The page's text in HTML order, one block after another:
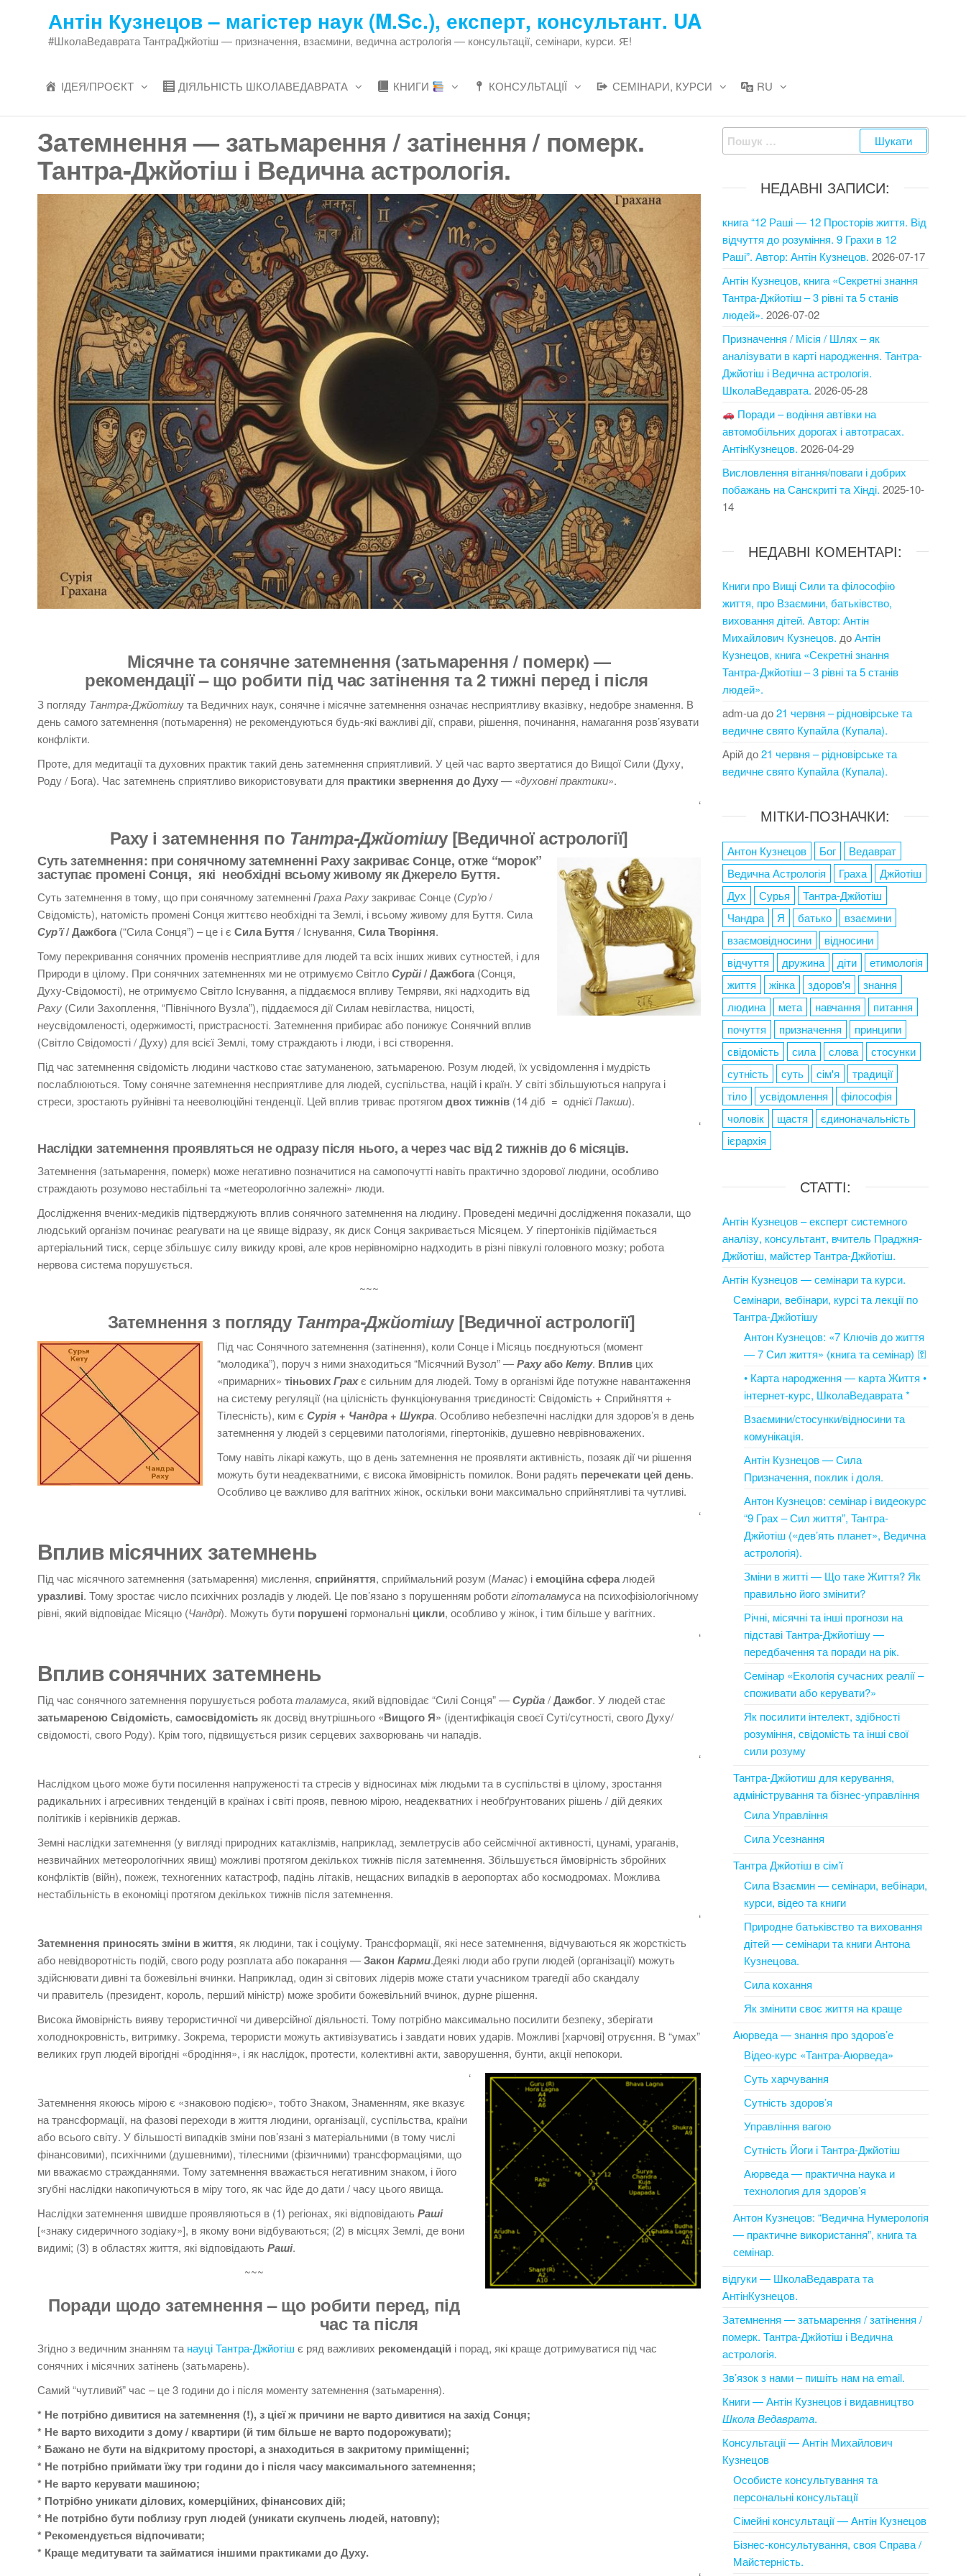
Антін Кузнецов – магістер наук (M.Sc.), експерт, консультант. UA
#ШколаВедаврата ТантраДжйотіш — призначення, взаємини, ведична астрологія — консультації, семінари, курси. Ԙ!
ІДЕЯ/ПРОЄКТ ДІЯЛЬНІСТЬ ШКОЛАВЕДАВРАТА КНИГИ КОНСУЛЬТАЦІЇ СЕМІНАРИ, КУРСИ RU
Затемнення — затьмарення / затінення / померк.
Тантра-Джйотіш і Ведична астрологія.
Місячне та сонячне затемнення (затьмарення / померк) —
рекомендації – що робити під час затінення та 2 тижні перед і після
З погляду Тантра-Джйотішу та Ведичних наук, сонячне і місячне затемнення означає несприятливу вказівку, недобре знамення. В
день самого затемнення (потьмарення) не рекомендуються будь-які важливі дії, справи, рішення, починання, намагання розв’язувати
конфлікти.
Проте, для медитації та духовних практик такий день затемнення сприятливий. У цей час варто звертатися до Вищої Сили (Духу,
Роду / Бога). Час затемнень сприятливо використовувати для практики звернення до Духу— «духовні практики».
‘
Раху і затемнення по Тантра-Джйотішу [Ведичної астрології]
Суть затемнення: при сонячному затемненні Раху закриває Сонце, отже “морок”
заступає промені Сонця, які необхідні всьому живому як Джерело Буття.
Суть затемнення в тому, що при сонячному затемненніГраха Рахузакриває Сонце (Сур’ю/
Свідомість), натомість промені Сонця життєво необхідні та Землі, і всьому живому для Буття. Сила
Сур’ї/ Дажбога(“Сила Сонця”) – це і є Сила Буття / Існування, Сила Творіння.
Тому перекривання сонячних променів несприятливе для людей та всіх інших живих сутностей, і для
Природи в цілому. При сонячних затемненнях ми не отримуємо СвітлоСурйі/ Дажбога (Сонця,
Духу-Свідомості), не отримуємо Світло Існування, а піддаємося впливу Темряви, які надходить від
Раху (Сили Захоплення, “Північного Вузла”), піддаємося дії Силам невігластва, ницості,
неусвідомленості, одержимості, пристрасності. Затемнення прибирає або понижує Сонячний вплив
(Світло Свідомості / Духу) для всієї Землі, тому страждають і люди, і всі створення.
Під час затемнення свідомість людини частково стає затуманеною, затьмареною. Розум людей, їх усвідомлення і мудрість
послаблюються. Тому сонячне затемнення несприятливе для людей, суспільства, націй і країн. У світі збільшуються напруга і
стреси, зростають руйнівні та нееволюційні тенденції. Цей вплив триває протягомдвох тижнів (14 діб = однієїПакши).
‘
Наслідки затемнення проявляться не одразу після нього, а через часвід 2 тижнів до 6 місяців.
Затемнення (затьмарення, померк) може негативно позначитися на самопочутті навіть практично здорової людини, особливо
страждають розумово нестабільні та «метеорологічно залежні» люди.
Дослідження вчених-медиків підтверджують вплив сонячного затемнення на людину. Проведені медичні дослідження показали, що
людський організм починає реагувати на це явище відразу, як диск Сонця закривається Місяцем. У гіпертоніків підіймається
артеріальний тиск, серце збільшує силу викиду крові, але кров нерівномірно надходить в різні півкулі головного мозку; робота
нервова система порушується.
~~~
Затемнення з погляду Тантра-Джйотішу[Ведичної астрології]
Під час Сонячного затемнення (затінення), коли Сонце і Місяць поєднуються (момент
“молодика”), поруч з ними знаходиться “Місячний Вузол” —РахуабоКету. Вплив цих
«примарних» тіньовихГрахє сильним для людей. Тому в організмі йде потужне навантаження
на систему регуляції (на цілісність функціонування триєдиності: Свідомість + Сприйняття +
Тілесність), ким є Сурія + Чандра + Шукра. Особливо небезпечні наслідки для здоров’я в день
затемнення у людей з серцевими патологіями, гіпертоніків, душевно неврівноважених.
Тому навіть лікарі кажуть, що в день затемнення не проявляти активність, позаяк дії чи рішення
можуть бути неадекватними, є висока ймовірність помилок. Вони радять перечекати цей день.
Особливо це важливо для вагітних жінок, оскільки вони максимально сприйнятливі та чутливі.
‘
Впливмісячних затемнень
Під час місячного затемнення (затьмарення) мислення, сприйняття, сприймальний розум (Манас) іемоційна сфералюдей
уразливі. Тому зростає число психічних розладів у людей. Це пов’язано з порушенням роботигіпоталамуса на психофізіологічному
рівні, який відповідає Місяцю (Чандрі). Можуть бути порушені гормональні цикли, особливо у жінок, і тим більше у вагітних.
‘
Вплив сонячних затемнень
Під час сонячного затемнення порушується роботаталамуса, який відповідає “Силі Сонця” —Сурйа/Дажбог. У людейстає
затьмареноюСвідомість, самосвідомістьяк досвід внутрішнього «ВищогоЯ» (ідентифікація своєї Суті/сутності, свого Духу/
свідомості, свого Роду). Крім того, підвищується ризик серцевих захворювань чи нападів.
‘
Наслідком цього може бути посилення напруженості та стресів у відносинах між людьми та в суспільстві в цілому, зростання
радикальних і агресивних тенденцій в країнах і світі прояв, певною мірою, неадекватних і необґрунтованих рішень / дій деяких
політиків і керівників держав.
Земні наслідки затемнення (у вигляді природних катаклізмів, наприклад, землетрусів або сейсмічної активності, цунамі, ураганів,
незвичайних метеорологічних явищ) можливі протягом декількох тижнів після затемнення. Збільшується ймовірність збройних
конфліктів (війн), пожеж, техногенних катастроф, падінь літаків, нещасних випадків в аеропортах або космодромах. Можлива
нестабільність в економіці протягом декількох тижнів після затемнення.
‘
Затемнення приносять зміни в життя, як людини, так і соціуму. Трансформації, які несе затемнення, відчуваються як жорсткість
або невідворотність подій, свого роду розплата або покарання —Закон Карми.Деякі люди або групи людей (організації) можуть
здійснювати дивні та божевільні вчинки. Наприклад, один зі світових лідерів може стати учасником трагедії або скандалу
чи правитель (президент, король, перший міністр) може зробити божевільний вчинок, дурне рішення.
Висока ймовірність вияву терористичної чи диверсійної діяльності. Тому потрібно максимально посилити безпеку, зберігати
холоднокровність, витримку. Зокрема, терористи можуть активізуватись і завдати нових ударів. Можливі [харчові] отруєння. В “умах”
великих груп людей вірогідні «бродіння», і як наслідок, протести, колективні акти, заворушення, бунти, акції непокори.
‘
Затемнення якоюсь мірою є «знаковою подією», тобто Знаком, Знаменням, яке вказує
на трансформації, на фазові переходи в життя людини, організації, суспільства, країни
або всього світу. У більшості випадків зміни пов’язані з матеріальними (в тому числі
фінансовими), психічними (душевними), тілесними (фізичними) трансформаціями, що
ми вважаємо стражданнями. Тому затемнення вважається негативним знаком, і його
згубні наслідки накопичуються в міру того, як час йде до дати / часу цього явища.
Наслідки затемнення швидше проявляються в (1) регіонах, які відповідаютьРаші
[«знаку сидеричного зодіаку»], в якому вони відбуваються; (2) в місцях Землі, де вони
видимі; (3) в областях життя, які відповідаютьРаші.
~~~
Поради щодо затемнення – що робити перед, під
час та після
Згідно з ведичним знанням танауці Тантра-Джйотіш є ряд важливих рекомендацій і порад, які краще дотримуватися під час
сонячних і місячних затінень (затьмарень).
Самий “чутливий” час – це 3 години до і після моменту затемнення (затьмарення).
* Не потрібно дивитися на затемнення (!), з цієї ж причини не варто дивитися на захід Сонця;
* Не варто виходити з дому / квартири (й тим більше не варто подорожувати);
* Бажано не бути на відкритому просторі, а знаходиться в закритому приміщенні;
* Не потрібно приймати їжу три години до і після часу максимального затемнення;
* Не варто керувати машиною;
* Потрібно уникати ділових, комерційних, фінансових дій;
* Не потрібно бути поблизу груп людей (уникати скупчень людей, натовпу);
* Рекомендується відпочивати;
* Краще медитувати та займатися іншими практиками до Духу.
Пошук:
НЕДАВНІ ЗАПИСИ:
книга “12 Раші — 12 Просторів життя. Від
відчуття до розуміння. 9 Грахи в 12
Раші”. Автор: Антін Кузнецов. 2026-07-17
Антін Кузнецов, книга «Секретні знання
Тантра-Джйотіш – 3 рівні та 5 станів
людей». 2026-07-02
Призначення / Місія / Шлях – як
аналізувати в карті народження. Тантра-
Джйотіш і Ведична астрологія.
ШколаВедаврата. 2026-05-28
Поради – водіння автівки на
автомобільних дорогах і автотрасах.
АнтінКузнецов. 2026-04-29
Висловлення вітання/поваги і добрих
побажань на Санскриті та Хінді. 2025-10-
14
НЕДАВНІ КОМЕНТАРІ:
Книги про Вищі Сили та філософію
життя, про Взаємини, батьківство,
виховання дітей. Автор: Антін
Михайлович Кузнецов. доАнтін
Кузнецов, книга «Секретні знання
Тантра-Джйотіш – 3 рівні та 5 станів
людей».
adm-uaдо21 червня – рідновірське та
ведичне свято Купайла (Купала).
Арійдо21 червня – рідновірське та
ведичне свято Купайла (Купала).
МІТКИ-ПОЗНАЧКИ:
Антон Кузнецов Бог
Ведаврат
Ведична Астрологія
Граха
Джйотіш
Дух
Сурья
Тантра-Джйотіш
Чандра
Я батько
взаємини
взаємовідносини
відносини
відчуття
дружина діти
етимологія
життя
жінка здоров'я
знання
людина
мета навчання
питання
почуття
призначення
принципи
свідомість
сила слова
стосунки
сутність
суть сім'я
традиції
тіло
усвідомлення
філософія
чоловік
щастя
єдиноначальність
ієрархія
СТАТТІ:
Антін Кузнецов – експерт системного
аналізу, консультант, вчитель Праджня-
Джйотіш, майстер Тантра-Джйотіш.
Антін Кузнецов — семінари та курси.
Семінари, вебінари, курсі та лекції по
Тантра-Джйотішу
Антон Кузнецов: «7 Ключів до життя
— 7 Сил життя» (книга та семінар) ⚿
• Карта народження — карта Життя •
інтернет-курс, ШколаВедаврата *
Взаємини/стосунки/відносини та
комунікація.
Антін Кузнецов — Сила
Призначення, поклик і доля.
Антон Кузнецов: семінар і видеокурс
“9 Грах – Сил життя”, Тантра-
Джйотіш («дев’ять планет», Ведична
астрологія).
Зміни в житті — Що таке Життя? Як
правильно його змінити?
Річні, місячні та інші прогнози на
підставі Тантра-Джйотішу —
передбачення та поради на рік.
Cемінар «Екологія сучасних реалії –
споживати або керувати?»
Як посилити інтелект, здібності
розуміння, свідомість та інші свої
сили розуму
Тантра-Джйотиш для керування,
адміністрування та бізнес-управління
Сила Управління
Сила Усезнання
Тантра Джйотіш в сім’ї
Сила Взаємин — семінари, вебінари,
курси, відео та книги
Природне батьківство та виховання
дітей — семінари та книги Антона
Кузнецова.
Сила кохання
Як змінити своє життя на краще
Аюрведа — знання про здоров’е
Відео-курс «Тантра-Аюрведа»
Суть харчування
Сутність здоров’я
Управління вагою
Сутність Йоги і Тантра-Джйотіш
Аюрведа — практична наука и
технология для здоров’я
Антон Кузнецов: “Ведична Нумерологія
— практичне використання”, книга та
семінар.
відгуки — ШколаВедаврата та
АнтінКузнецов.
Затемнення — затьмарення / затінення /
померк. Тантра-Джйотіш і Ведична
астрологія.
Зв’язок з нами – пишіть нам на email.
Книги — Антін Кузнецов і видавництво
Школа Ведаврата.
Консультації — Антін Михайлович
Кузнецов
Особисте консультування та
персональні консультації
Сімейні консультації — Антін Кузнецов
Бізнес-консультування, своя Справа /
Майстерність.